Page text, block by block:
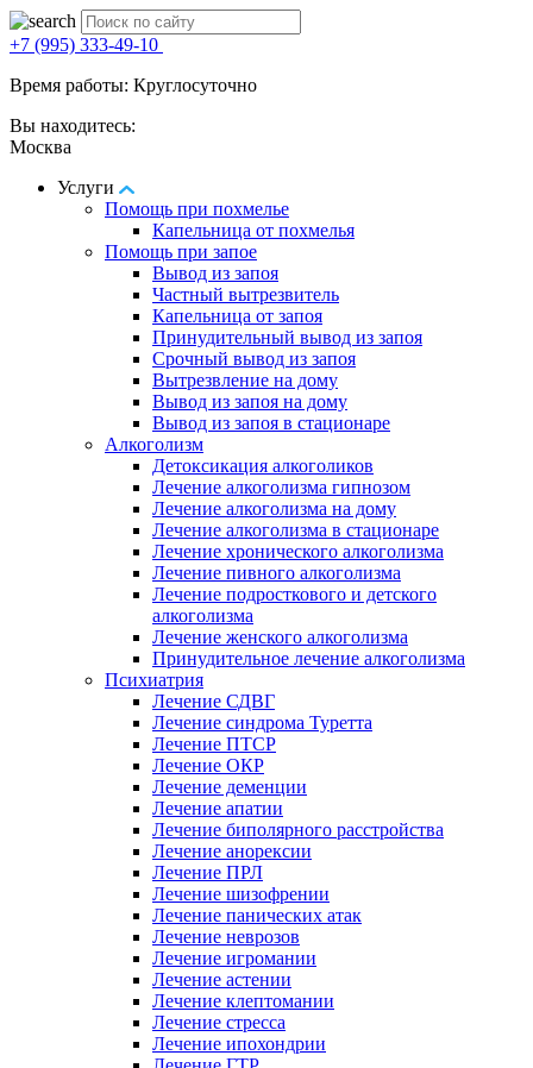
+7 (995) 333-49-10
Время работы: Круглосуточно
Вы находитесь:
Москва
Услуги
Помощь при похмелье
Капельница от похмелья
Помощь при запое
Вывод из запоя
Частный вытрезвитель
Капельница от запоя
Принудительный вывод из запоя
Срочный вывод из запоя
Вытрезвление на дому
Вывод из запоя на дому
Вывод из запоя в стационаре
Алкоголизм
Детоксикация алкоголиков
Лечение алкоголизма гипнозом
Лечение алкоголизма на дому
Лечение алкоголизма в стационаре
Лечение хронического алкоголизма
Лечение пивного алкоголизма
Лечение подросткового и детского
алкоголизма
Лечение женского алкоголизма
Принудительное лечение алкоголизма
Психиатрия
Лечение СДВГ
Лечение синдрома Туретта
Лечение ПТСР
Лечение ОКР
Лечение деменции
Лечение апатии
Лечение биполярного расстройства
Лечение анорексии
Лечение ПРЛ
Лечение шизофрении
Лечение панических атак
Лечение неврозов
Лечение игромании
Лечение астении
Лечение клептомании
Лечение стресса
Лечение ипохондрии